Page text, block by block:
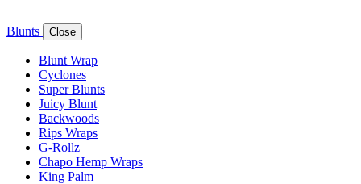
Blunts Close
Blunt Wrap
Cyclones
Super Blunts
Juicy Blunt
Backwoods
Rips Wraps
G-Rollz
Chapo Hemp Wraps
King Palm